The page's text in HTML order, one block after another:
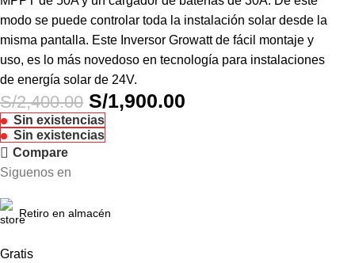
modo se puede controlar toda la instalación solar desde la
misma pantalla. Este Inversor Growatt de fácil montaje y
uso, es lo más novedoso en tecnología para instalaciones
de energía solar de 24V.
S/2,400.00 S/1,900.00
Sin existencias
Sin existencias
Compare
Siguenos en
Retiro en almacén
Gratis